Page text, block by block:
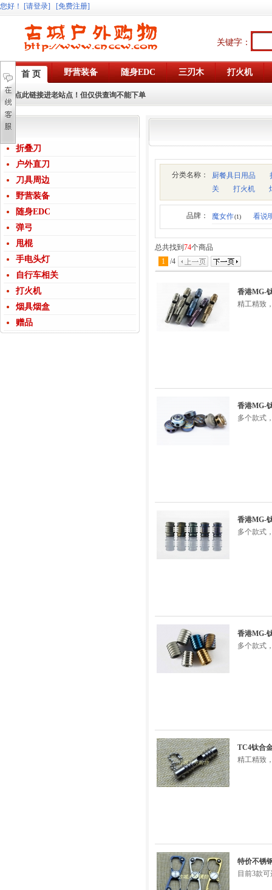
您好 ！ [请登录] [免费注册]
关键字：
首 页 野营装备 随身EDC 三刃木 打火机
点此链接进老站点！但仅供查询不能下单
折叠刀
户外直刀
刀具周边
野营装备
随身EDC
弹弓
甩棍
手电头灯
自行车相关
打火机
烟具烟盒
赠品
分类名称： 厨餐具日用品
关
打火机
品牌： 魔女作(1) 看说
总共找到 74个商品
1 /4
香港MG-
精工精致
香港MG-
多个款式
香港MG-
多个款式
香港MG-
多个款式
TC4钛合
精工精致
特价不锈
目前3款可